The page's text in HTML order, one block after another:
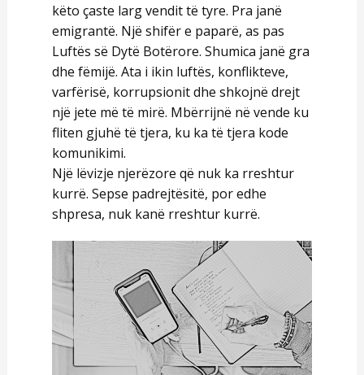
këto çaste larg vendit të tyre. Pra janë
emigrantë. Një shifër e paparë, as pas
Luftës së Dytë Botërore. Shumica janë gra
dhe fëmijë. Ata i ikin luftës, konflikteve,
varfërisë, korrupsionit dhe shkojnë drejt
një jete më të mirë. Mbërrijnë në vende ku
fliten gjuhë të tjera, ku ka të tjera kode
komunikimi.
Një lëvizje njerëzore që nuk ka rreshtur
kurrë. Sepse padrejtësitë, por edhe
shpresa, nuk kanë rreshtur kurrë.